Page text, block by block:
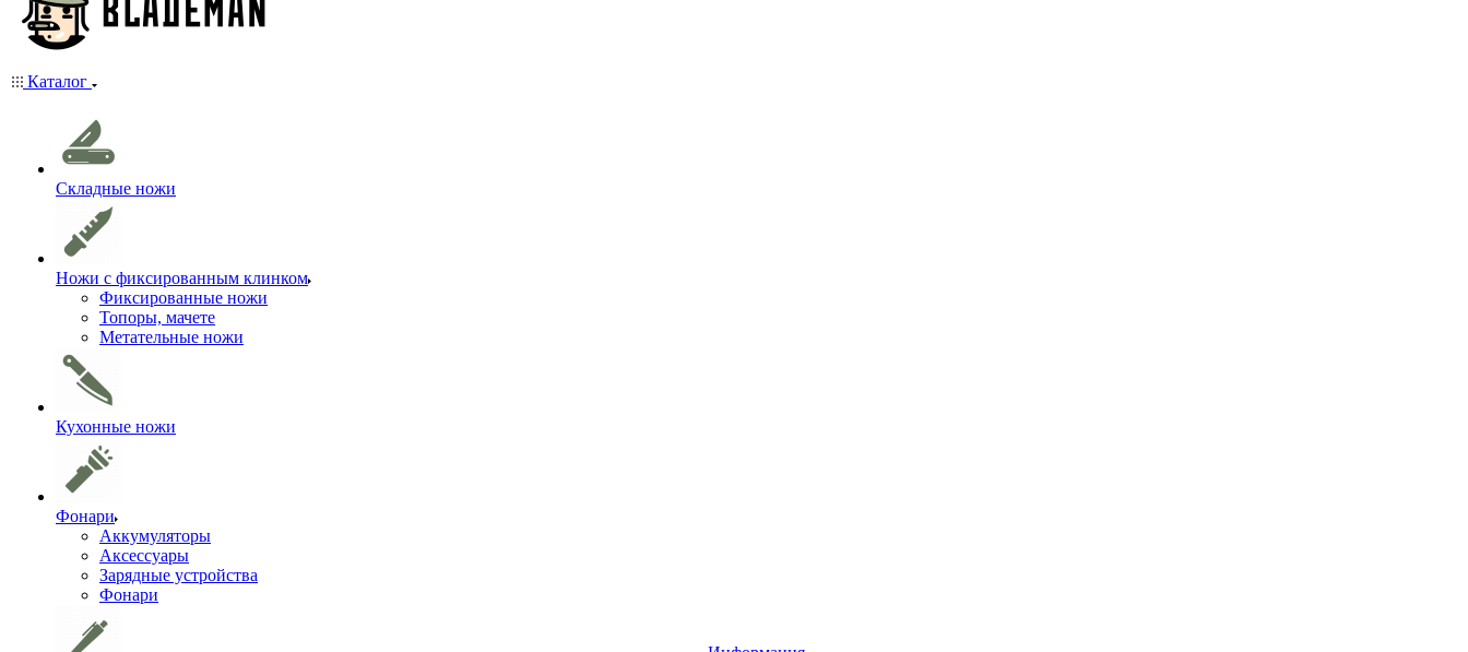
Каталог
Складные ножи
Ножи с фиксированным клинком
Фиксированные ножи
Топоры, мачете
Метательные ножи
Кухонные ножи
Фонари
Аккумуляторы
Аксессуары
Зарядные устройства
Фонари